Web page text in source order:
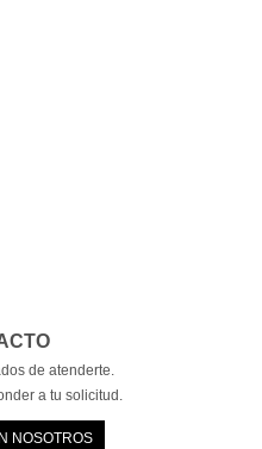
de atenderte.
a tu solicitud.
NOSOTROS